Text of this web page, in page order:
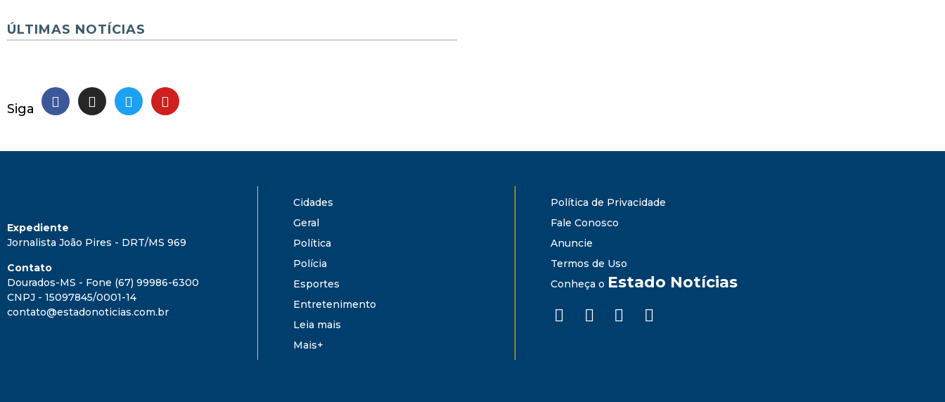
ÚLTIMAS NOTÍCIAS
Siga
Expediente
Jornalista João Pires - DRT/MS 969
Contato
Dourados-MS - Fone (67) 99986-6300
CNPJ - 15097845/0001-14
contato@estadonoticias.com.br
Cidades
Geral
Política
Polícia
Esportes
Entretenimento
Leia mais
Mais+
Política de Privacidade
Fale Conosco
Anuncie
Termos de Uso
Conheça o Estado Notícias